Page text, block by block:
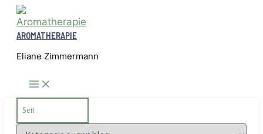
Zum
Inhalt
springen
AROMATHERAPIE
Eliane Zimmermann
for:
Kategorien